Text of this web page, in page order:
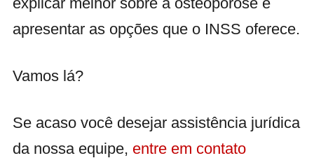
apresentar as opções que o INSS oferece.
Vamos lá?
Se acaso você desejar assistência jurídica
da nossa equipe, entre em contato